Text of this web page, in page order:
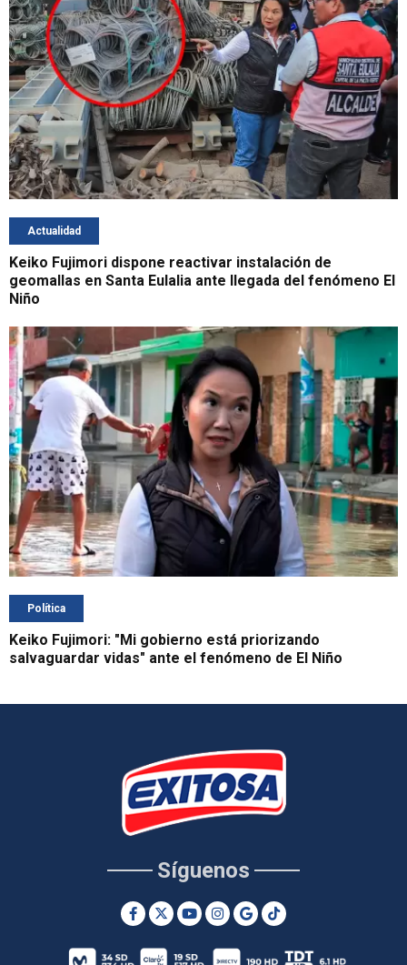
Actualidad
Keiko Fujimori dispone reactivar instalación de
geomallas en Santa Eulalia ante llegada del fenómeno El
Niño
Política
Keiko Fujimori: "Mi gobierno está priorizando
salvaguardar vidas" ante el fenómeno de El Niño
Síguenos